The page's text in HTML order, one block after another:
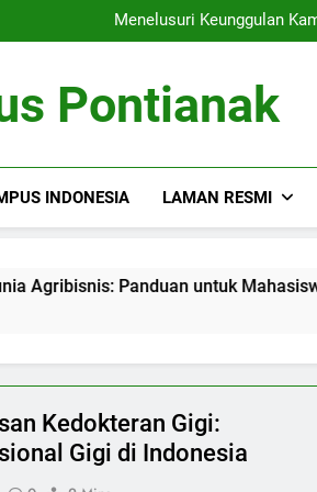
Agroindustri:
Menelusuri Keunggulan
Implementasi Standar
Agroindustri:
Menelusuri Keunggulan
Implementasi Standar
Pontianak
INDONESIA LAMAN RESMI
untuk Mahasiswa Kampus
Kedokteran Gigi:
Gigi di Indonesia